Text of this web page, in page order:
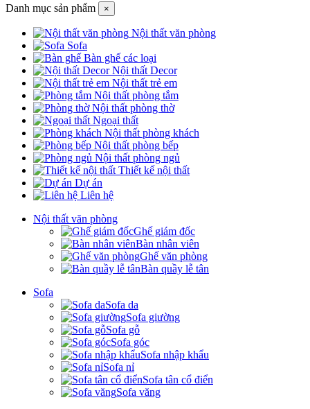
Danh mục sản phẩm ×
Nội thất văn phòng
Sofa
Bàn ghế các loại
Nội thất Decor
Nội thất trẻ em
Nội thất phòng tắm
Nội thất phòng thờ
Ngoại thất
Nội thất phòng khách
Nội thất phòng bếp
Nội thất phòng ngủ
Thiết kế nội thất
Dự án
Liên hệ
Nội thất văn phòng
Ghế giám đốc
Bàn nhân viên
Ghế văn phòng
Bàn quầy lễ tân
Sofa
Sofa da
Sofa giường
Sofa gỗ
Sofa góc
Sofa nhập khẩu
Sofa nỉ
Sofa tân cổ điển
Sofa văng